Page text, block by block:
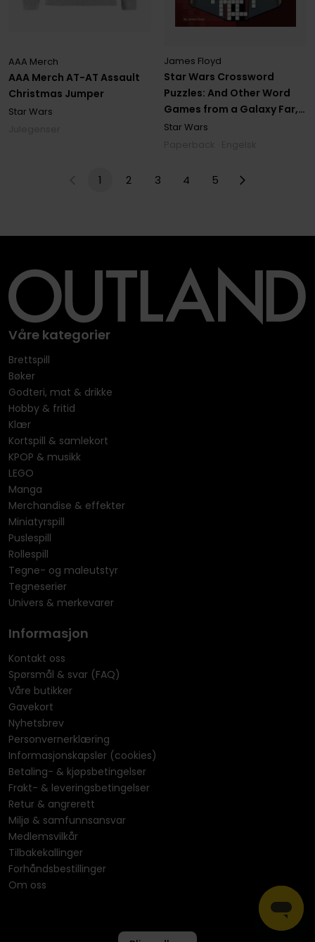
AAA Merch AT-AT Assault
Christmas Jumper
AAA Merch
Star Wars
Star Wars Crossword
Puzzles: And Other Word
Games from a Galaxy Far,
Far Away. . . .
James Floyd
Star Wars
1 2 3 4 5
Våre kategorier
Brettspill
Bøker
Godteri, mat & drikke
Hobby & fritid
Klær
Kortspill & samlekort
KPOP & musikk
LEGO
Manga
Merchandise & effekter
Miniatyrspill
Puslespill
Rollespill
Tegne- og maleutstyr
Tegneserier
Univers & merkevarer
Informasjon
Kontakt oss
Spørsmål & svar (FAQ)
Våre butikker
Gavekort
Nyhetsbrev
Personvernerklæring
Informasjonskapsler (cookies)
Betaling- & kjøpsbetingelser
Frakt- & leveringsbetingelser
Retur & angrerett
Miljø & samfunnsansvar
Medlemsvilkår
Tilbakekallinger
Forhåndsbestillinger
Om oss